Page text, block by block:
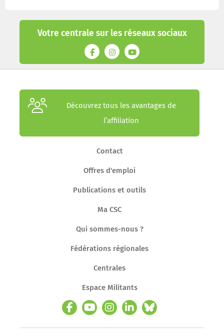
Votre centrale sur les réseaux sociaux
Découvrez tous les avantages de
l’affiliation
Contact
Offres d'emploi
Publications et outils
Ma CSC
Qui sommes-nous ?
Fédérations régionales
Centrales
Espace Militants